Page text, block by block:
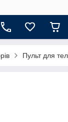
Пульт для